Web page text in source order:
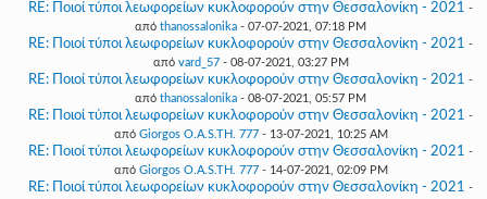
RE: Ποιοί τύποι λεωφορείων κυκλοφορούν στην Θεσσαλονίκη - 2021 -
από thanossalonika - 07-07-2021, 07:18 PM
RE: Ποιοί τύποι λεωφορείων κυκλοφορούν στην Θεσσαλονίκη - 2021 -
από vard_57- 08-07-2021, 03:27 PM
RE: Ποιοί τύποι λεωφορείων κυκλοφορούν στην Θεσσαλονίκη - 2021 -
από thanossalonika - 08-07-2021, 05:57 PM
RE: Ποιοί τύποι λεωφορείων κυκλοφορούν στην Θεσσαλονίκη - 2021 -
από Giorgos O.A.S.TH. 777- 13-07-2021, 10:25 AM
RE: Ποιοί τύποι λεωφορείων κυκλοφορούν στην Θεσσαλονίκη - 2021 -
από Giorgos O.A.S.TH. 777- 14-07-2021, 02:09 PM
RE: Ποιοί τύποι λεωφορείων κυκλοφορούν στην Θεσσαλονίκη - 2021 -